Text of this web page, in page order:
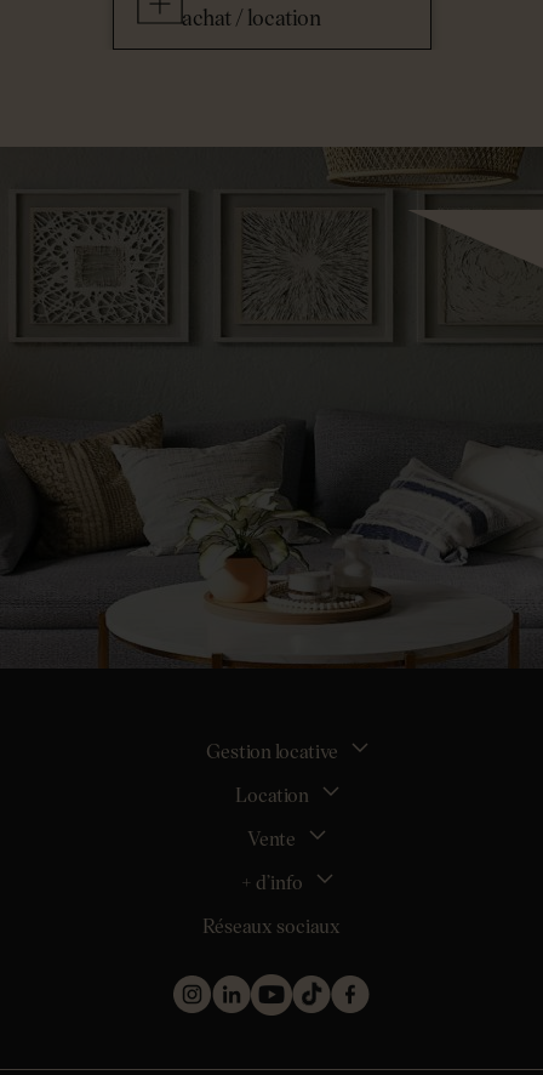
achat / location
Gestion locative
La gestion locative
Location
Tous nos biens en location
Location appartement Saint-Sébastien-sur-Loire
Location maison Clisson (44190)
Location maison Rezé (44400)
Vente
Estimer mon bien
Maison Carquefou (44470)
Maison Couëron (44220)
+ d’info
Inscription
Nos métiers
Les projets d’achat
Réseaux sociaux